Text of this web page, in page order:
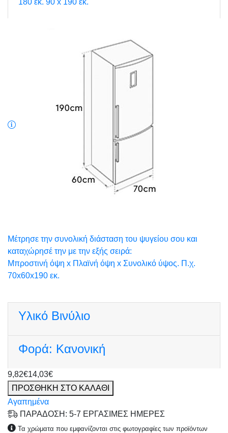
180 εκ. 90 x 190 εκ.
Μέτρησε την συνολική διάσταση του ψυγείου σου και
καταχώρησέ την με την εξής σειρά:
Μπροστινή όψη x Πλαϊνή όψη x Συνολικό ύψος. Π.χ.
70x60x190 εκ.
Υλικό Βινύλιο
Φορά: Κανονική
9,82€14,03€
ΠΡΟΣΘΗΚΗ ΣΤΟ ΚΑΛΑΘΙ
Αγαπημένα
ΠΑΡΑΔΟΣΗ: 5-7 ΕΡΓΑΣΙΜΕΣ ΗΜΕΡΕΣ
Τα χρώματα που εμφανίζονται στις φωτογραφίες των προϊόντων